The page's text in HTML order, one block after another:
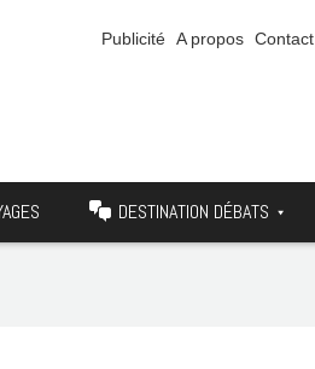
Publicité A propos Contact
DESTINATION DÉBATS